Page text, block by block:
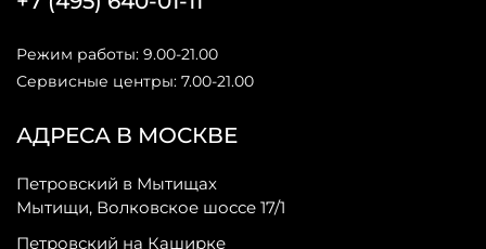
АДРЕСА В МОСКВЕ
Петровский в Мытищах
Мытищи, Волковское шоссе 17/1
Петровский на Каширке
Режим работы: 9.00-21.00
Сервисные центры: 7.00-21.00